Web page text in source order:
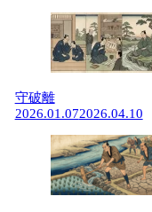
守破離
2026.01.072026.04.10